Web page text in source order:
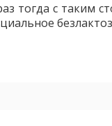
с таким